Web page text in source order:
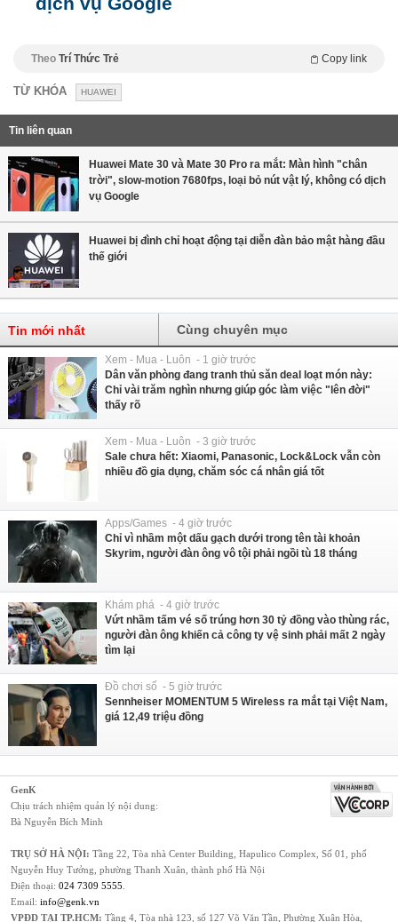
Theo Trí Thức Trẻ Copy link
TỪ KHÓA HUAWEI
Tin liên quan
Huawei Mate 30 và Mate 30 Pro ra mắt: Màn hình "chân
trời", slow-motion 7680fps, loại bỏ nút vật lý, không có dịch
vụ Google
Huawei bị đình chỉ hoạt động tại diễn đàn bảo mật hàng đầu
thế giới
Tin mới nhất Cùng chuyên mục
Xem - Mua - Luôn - 1 giờ trước
Dân văn phòng đang tranh thủ săn deal loạt món này:
Chỉ vài trăm nghìn nhưng giúp góc làm việc "lên đời"
thấy rõ
Xem - Mua - Luôn - 3 giờ trước
Sale chưa hết: Xiaomi, Panasonic, Lock&Lock vẫn còn
nhiều đồ gia dụng, chăm sóc cá nhân giá tốt
Apps/Games - 4 giờ trước
Chỉ vì nhầm một dấu gạch dưới trong tên tài khoản
Skyrim, người đàn ông vô tội phải ngồi tù 18 tháng
Khám phá - 4 giờ trước
Vứt nhầm tấm vé số trúng hơn 30 tỷ đồng vào thùng rác,
người đàn ông khiến cả công ty vệ sinh phải mất 2 ngày
tìm lại
Đồ chơi số - 5 giờ trước
Sennheiser MOMENTUM 5 Wireless ra mắt tại Việt Nam,
giá 12,49 triệu đồng
GenK
Chịu trách nhiệm quản lý nội dung:
Bà Nguyễn Bích Minh
TRỤ SỞ HÀ NỘI: Tầng 22, Tòa nhà Center Building, Hapulico Complex, Số 01, phố
Nguyễn Huy Tưởng, phường Thanh Xuân, thành phố Hà Nội
Điện thoại: 024 7309 5555
Email: info@genk.vn
VPĐD TẠI TP.HCM: Tầng 4, Tòa nhà 123, số 127 Võ Văn Tần, Phường Xuân Hòa,